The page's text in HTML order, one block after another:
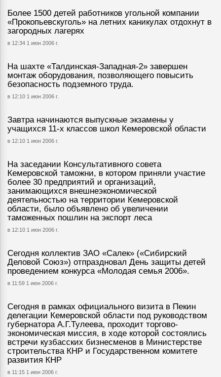
Более 1500 детей работников угольной компании
«Прокопьевскуголь» на летних каникулах отдохнут в
загородных лагерях
в 12:34 1 июн 2006 г.
На шахте «Талдинская-Западная-2» завершен
монтаж оборудования, позволяющего повысить
безопасность подземного труда.
в 12:10 1 июн 2006 г.
Завтра начинаются выпускные экзамены у
учащихся 11-х классов школ Кемеровской области
в 12:10 1 июн 2006 г.
На заседании Консультативного совета
Кемеровской таможни, в котором приняли участие
более 30 предприятий и организаций,
занимающихся внешнеэкономической
деятельностью на территории Кемеровской
области, было объявлено об увеличении
таможенных пошлин на экспорт леса
в 12:10 1 июн 2006 г.
Сегодня коллектив ЗАО «Салек» («Сибирский
Деловой Союз») отпраздновал День защиты детей
проведением конкурса «Молодая семья 2006».
в 11:59 1 июн 2006 г.
Сегодня в рамках официального визита в Пекин
делегации Кемеровской области под руководством
губернатора А.Г.Тулеева, проходит торгово-
экономическая миссия, в ходе которой состоялись
встречи кузбасских бизнесменов в Министерстве
строительства КНР и Государственном комитете
развития КНР
в 11:15 1 июн 2006 г.